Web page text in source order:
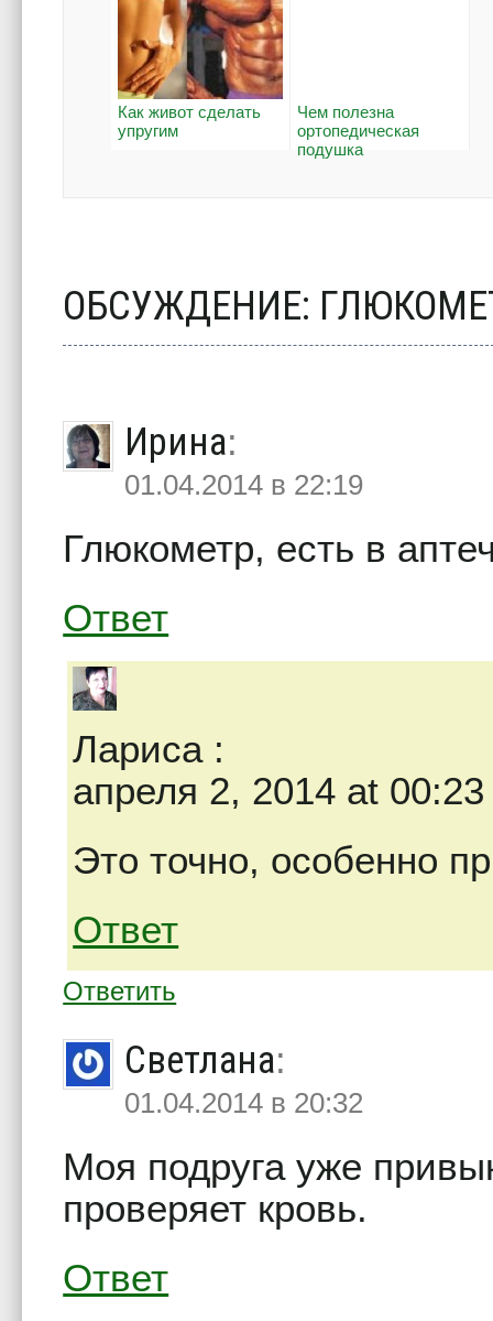
Как живот сделать
упругим
Чем полезна
ортопедическая
подушка
ОБСУЖДЕНИЕ:
Ирина:
01.04.2014 в 22:19
Глюкометр, есть в
Ответ
Лариса:
апреля 2, 2014 at 00:23
Это точно, особенно
Ответ
Ответить
Светлана:
01.04.2014 в 20:32
Моя подруга уже
проверяет кровь.
Ответ